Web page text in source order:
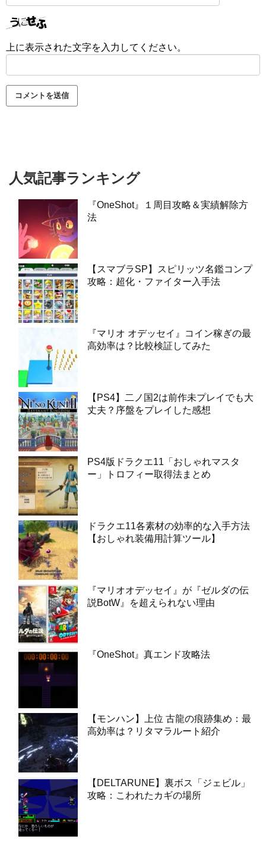
上に表示された文字を入力してください。
人気記事ランキング
『OneShot』１周目攻略＆実績解除方
法
【スマブラSP】スピリッツ名鑑コンプ
攻略：超化・ファイター入手法
『マリオ オデッセイ』コイン稼ぎの最
高効率は？比較検証してみた
【PS4】二ノ国2は前作未プレイでも大
丈夫？序盤をプレイした感想
PS4版ドラクエ11「おしゃれマスタ
ー」トロフィー取得法まとめ
ドラクエ11各素材の効率的な入手方法
【おしゃれ装備用計算ツール】
『マリオオデッセイ』が『ゼルダの伝
説BotW』を超えられない理由
『OneShot』真エンド攻略法
【モンハン】上位 古龍の痕跡集め：最
高効率は？リタマラルート紹介
【DELTARUNE】裏ボス「ジェビル」
攻略：こわれたカギの場所